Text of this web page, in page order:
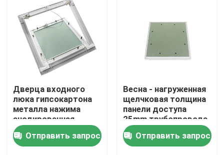
Проверка качества
Свяжитесь мы
Спросите цитату
Алюминиевая панель доступа
Дверца входного
люка гипсокартона
металла нажима
анодированная
замком
поверхностная для
осмотра
Отправить запрос
Весна - нагруженная
щелчковая толщина
панели доступа
25mm трубопровода
замка
Отправить запрос